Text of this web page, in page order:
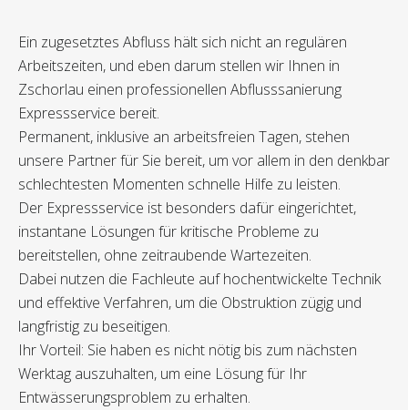
Ein zugesetztes Abfluss hält sich nicht an regulären
Arbeitszeiten, und eben darum stellen wir Ihnen in
Zschorlau einen professionellen Abflusssanierung
Expressservice bereit.
Permanent, inklusive an arbeitsfreien Tagen, stehen
unsere Partner für Sie bereit, um vor allem in den denkbar
schlechtesten Momenten schnelle Hilfe zu leisten.
Der Expressservice ist besonders dafür eingerichtet,
instantane Lösungen für kritische Probleme zu
bereitstellen, ohne zeitraubende Wartezeiten.
Dabei nutzen die Fachleute auf hochentwickelte Technik
und effektive Verfahren, um die Obstruktion zügig und
langfristig zu beseitigen.
Ihr Vorteil: Sie haben es nicht nötig bis zum nächsten
Werktag auszuhalten, um eine Lösung für Ihr
Entwässerungsproblem zu erhalten.